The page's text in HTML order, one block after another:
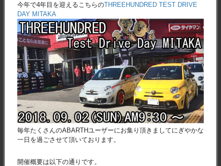
今年で4年目を迎えるこちらのTHREEHUNDRED TEST DRIVE
DAY MITAKA
毎年たくさんのABARTHユーザーにお集り頂きましてにぎやかな
一日を過ごさせて頂いております。
開催概要は以下の通りです。